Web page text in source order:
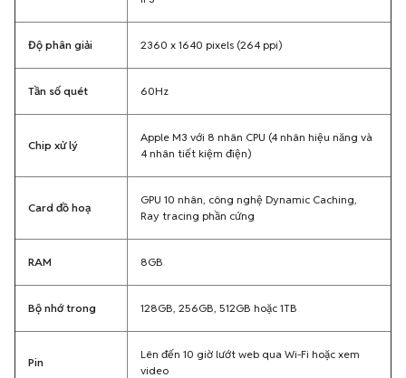
Độ phân giải 2360 x 1640 pixels (264 ppi)
Tần số quét 60Hz
Chip xử lý
Apple M3 với 8 nhân CPU (4 nhân hiệu năng và
4 nhân tiết kiệm điện)
Card đồ hoạ
GPU 10 nhân, công nghệ Dynamic Caching,
Ray tracing phần cứng
RAM 8GB
Bộ nhớ trong 128GB, 256GB, 512GB hoặc 1TB
Pin
Lên đến 10 giờ lướt web qua Wi-Fi hoặc xem
video